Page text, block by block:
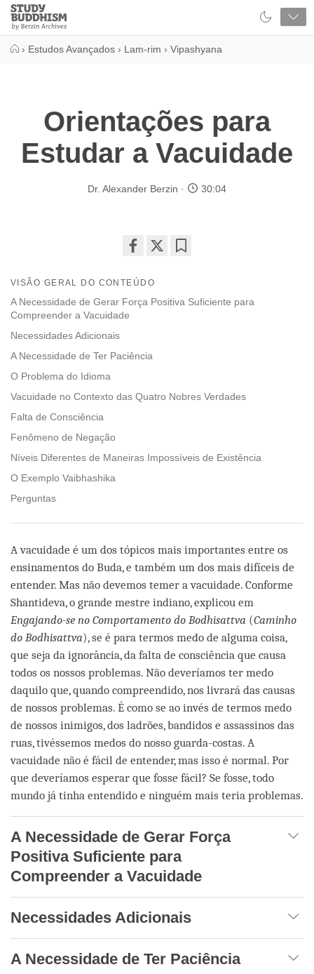
Close
Study
Buddhism
› Estudos Avançados › Lam-rim › Vipashyana
Orientações para
Estudar a Vacuidade
Dr. Alexander Berzin 30:04
on
facebook
VISÃO GERAL DO CONTEÚDO
A Necessidade de Gerar Força Positiva Suficiente para
Compreender a Vacuidade
Necessidades Adicionais
A Necessidade de Ter Paciência
O Problema do Idioma
Vacuidade no Contexto das Quatro Nobres Verdades
Falta de Consciência
Fenômeno de Negação
Níveis Diferentes de Maneiras Impossíveis de Existência
O Exemplo Vaibhashika
Perguntas
A vacuidade é um dos tópicos mais importantes entre os
ensinamentos do Buda, e também um dos mais difíceis de
entender. Mas não devemos temer a vacuidade. Conforme
Shantideva, o grande mestre indiano, explicou em
Engajando-se no Comportamento do Bodhisattva (Caminho
do Bodhisattva), se é para termos medo de alguma coisa,
que seja da ignorância, da falta de consciência que causa
todos os nossos problemas. Não deveríamos ter medo
daquilo que, quando compreendido, nos livrará das causas
de nossos problemas. É como se ao invés de termos medo
de nossos inimigos, dos ladrões, bandidos e assassinos das
ruas, tivéssemos medos do nosso guarda-costas. A
vacuidade não é fácil de entender, mas isso é normal. Por
que deveríamos esperar que fosse fácil? Se fosse, todo
mundo já tinha entendido e ninguém mais teria problemas.
A Necessidade de Gerar Força
Positiva Suficiente para
Compreender a Vacuidade
Necessidades Adicionais
A Necessidade de Ter Paciência